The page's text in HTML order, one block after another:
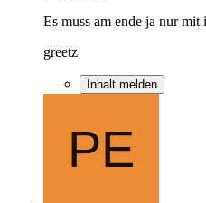
Es muss am ende ja nur
greetz
Inhalt melden